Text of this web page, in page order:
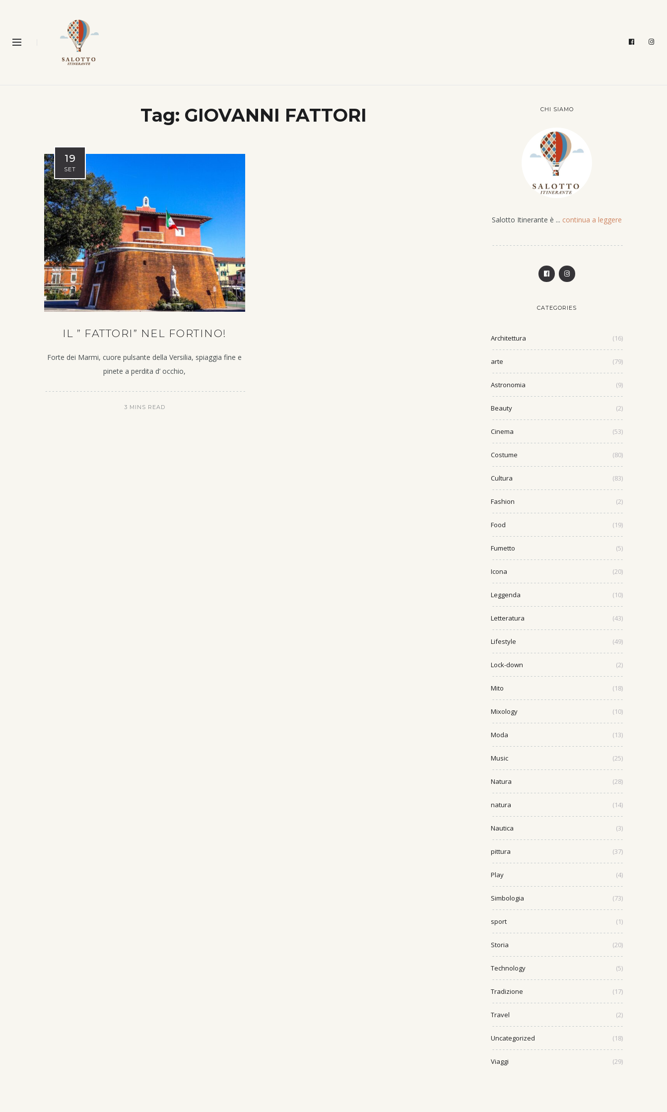
Tag: GIOVANNI FATTORI
19
SET
IL ” FATTORI” NEL FORTINO!
Forte dei Marmi, cuore pulsante della Versilia, spiaggia fine e
pinete a perdita d’ occhio,
3 MINS READ
CHI SIAMO
Salotto Itinerante è ... continua a leggere
CATEGORIES
Architettura (16)
arte (79)
Astronomia (9)
Beauty (2)
Cinema (53)
Costume (80)
Cultura (83)
Fashion (2)
Food (19)
Fumetto (5)
Icona (20)
Leggenda (10)
Letteratura (43)
Lifestyle (49)
Lock-down (2)
Mito (18)
Mixology (10)
Moda (13)
Music (25)
Natura (28)
natura (14)
Nautica (3)
pittura (37)
Play (4)
Simbologia (73)
sport (1)
Storia (20)
Technology (5)
Tradizione (17)
Travel (2)
Uncategorized (18)
Viaggi (29)